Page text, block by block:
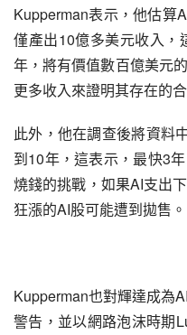
Kupperman表示，他估算
僅產出10億多美元收入，
年，將有價值數百億美元
更多收入來證明其存在的
此外，他在調查後將資料
到10年，這表示，最快3
燒錢的挑戰，如果AI支出
狂漲的AI股可能遭到拋售。
Kupperman也對輝達成為
警告，並以網路泡沫時期